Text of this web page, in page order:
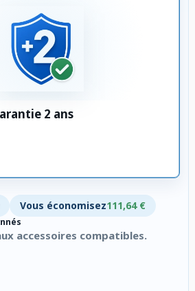
2 ans
Vous économisez111,64 €
accessoires compatibles.